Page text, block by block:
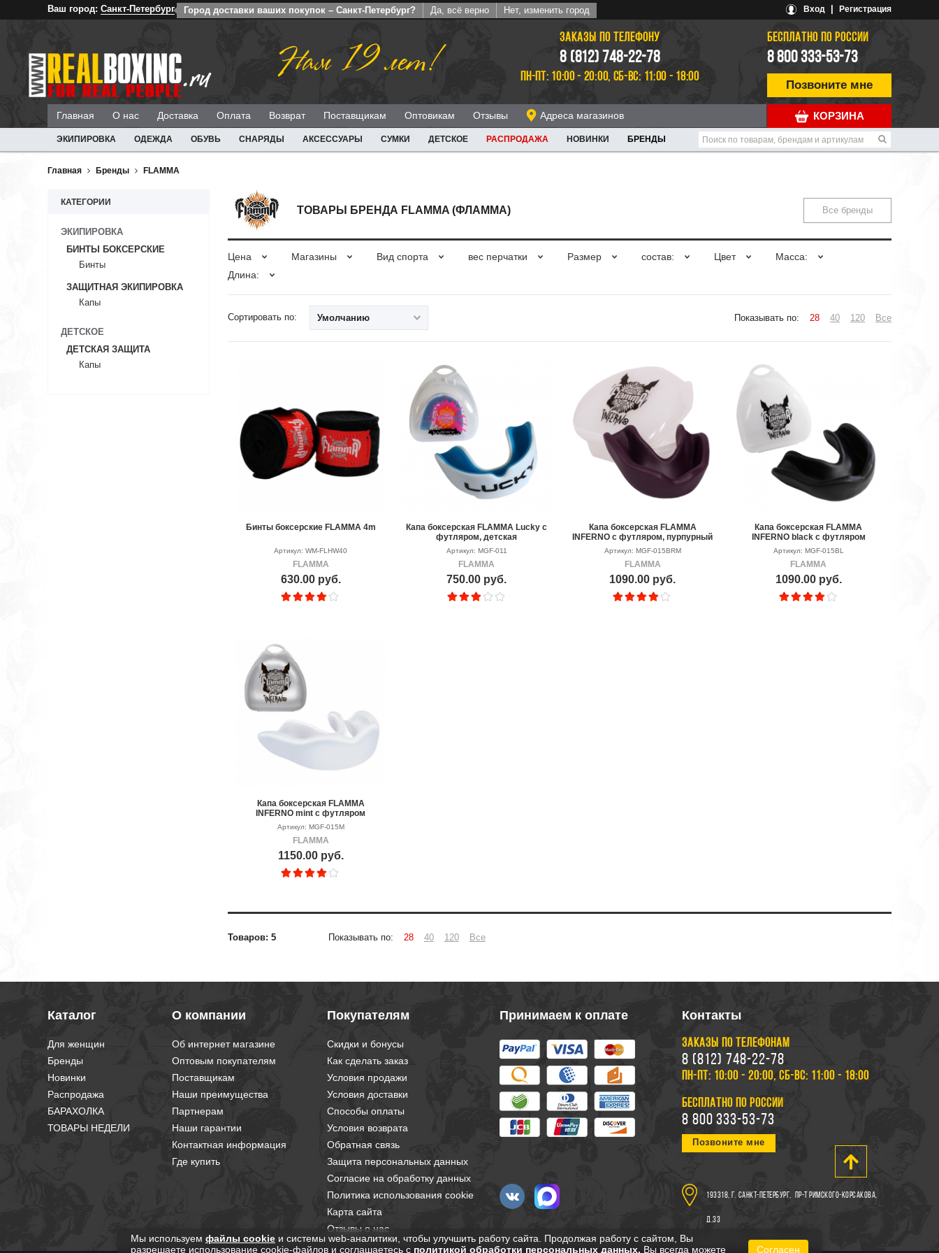
Ваш город: Санкт-Петербург Город доставки ваших покупок – Санкт-Петербург? Да, всё верно Нет, изменить город Вход Регистрация
Нам 19 лет! ЗАКАЗЫ ПО ТЕЛЕФОНУ
8 (812) 748-22-78
ПН-ПТ: 10:00 - 20:00, СБ-ВС: 11:00 - 18:00
БЕСПЛАТНО ПО РОССИИ
8 800 333-53-73
Позвоните мне
КОРЗИНА
Главная О нас Доставка Оплата Возврат Поставщикам Оптовикам Отзывы Адреса магазинов
ЭКИПИРОВКА ОДЕЖДА ОБУВЬ СНАРЯДЫ АКСЕССУАРЫ СУМКИ ДЕТСКОЕ РАСПРОДАЖА НОВИНКИ БРЕНДЫ
Главная Бренды FLAMMA
КАТЕГОРИИ
ЭКИПИРОВКА
БИНТЫ БОКСЕРСКИЕ
Бинты
ЗАЩИТНАЯ ЭКИПИРОВКА
Капы
ДЕТСКОЕ
ДЕТСКАЯ ЗАЩИТА
Капы
ТОВАРЫ БРЕНДА FLAMMA (ФЛАММА) Все бренды
Цена Магазины Вид спорта вес перчатки Размер состав: Цвет
Масса:
Длина:
Сортировать по: Умолчанию Показывать по: 28 40 120 Все
Бинты боксерские FLAMMA 4m
Артикул: WM-FLHW40
FLAMMA
630.00 руб.
Капа боксерская FLAMMA Lucky с
футляром, детская
Артикул: MGF-011
FLAMMA
750.00 руб.
Капа боксерская FLAMMA
INFERNO с футляром, пурпурный
Артикул: MGF-015BRM
FLAMMA
1090.00 руб.
Капа боксерская FLAMMA
INFERNO black с футляром
Артикул: MGF-015BL
FLAMMA
1090.00 руб.
Капа боксерская FLAMMA
INFERNO mint с футляром
Артикул: MGF-015M
FLAMMA
1150.00 руб.
Товаров: 5 Показывать по: 28 40 120 Все
Каталог
Для женщин
Бренды
Новинки
Распродажа
БАРАХОЛКА
ТОВАРЫ НЕДЕЛИ
О компании
Об интернет магазине
Оптовым покупателям
Поставщикам
Наши преимущества
Партнерам
Наши гарантии
Контактная информация
Где купить
Покупателям
Скидки и бонусы
Как сделать заказ
Условия продажи
Условия доставки
Способы оплаты
Условия возврата
Обратная связь
Защита персональных данных
Согласие на обработку данных
Политика использования cookie
Карта сайта
Отзывы о нас
Принимаем к оплате Контакты
ЗАКАЗЫ ПО ТЕЛЕФОНАМ
8 (812) 748-22-78
ПН-ПТ: 10:00 - 20:00, СБ-ВС: 11:00 - 18:00
БЕСПЛАТНО ПО РОССИИ
8 800 333-53-73
Позвоните мне
193318, г. Санкт-Петербург, пр-т Римского-Корсакова,
д.33
Мы используем файлы cookie и системы web-аналитики, чтобы улучшить работу сайта. Продолжая работу с сайтом, Вы
разрешаете использование cookie-файлов и соглашаетесь с политикой обработки персональных данных. Вы всегда можете Согласен